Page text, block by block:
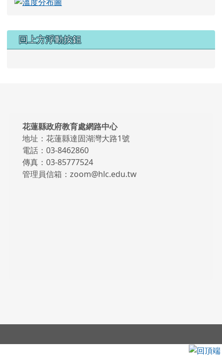
回上方浮動按鈕
頁尾區域內容
花蓮縣政府教育處網路中心
地址：花蓮縣達固湖灣大路1號
電話：03-8462860
傳真：03-85777524
管理員信箱：zoom@hlc.edu.tw